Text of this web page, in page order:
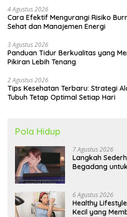
4 Agustus 2026
Cara Efektif Mengurangi Risiko
Sehat dan Manajemen Energi
3 Agustus 2026
Panduan Tidur Berkualitas yang
Pikiran Lebih Tenang
2 Agustus 2026
Tips Kesehatan Terbaru: Strategi
Tubuh Tetap Optimal Setiap Hari
Pola Hidup
7 Agustus 2026
Langkah
Begadang
6 Agustus 2026
Healthy
Kecil yang